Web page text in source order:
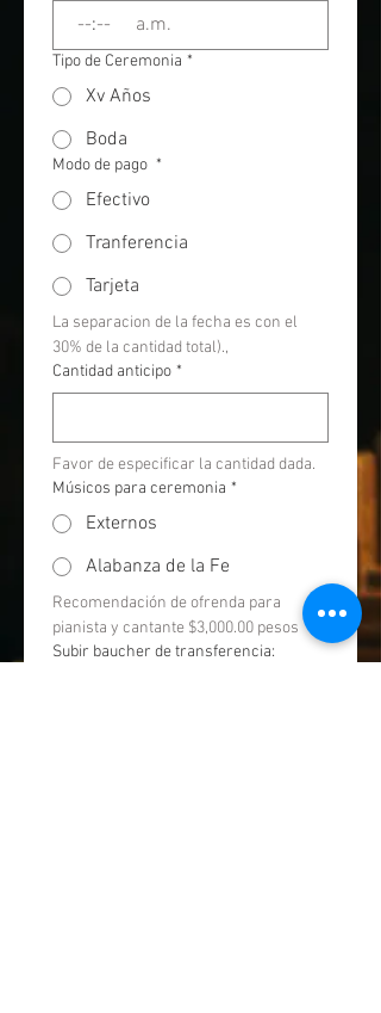
: a.m.
Tipo de Ceremonia *
Xv Años
Boda
Modo de pago *
Efectivo
Tranferencia
Tarjeta
La separacion de la fecha es con el
30% de la cantidad total).,
Cantidad anticipo *
Músicos para ceremonia *
Externos
Alabanza de la Fe
Recomendación de ofrenda para
pianista y cantante $3,000.00 pesos
Subir baucher de transferencia: